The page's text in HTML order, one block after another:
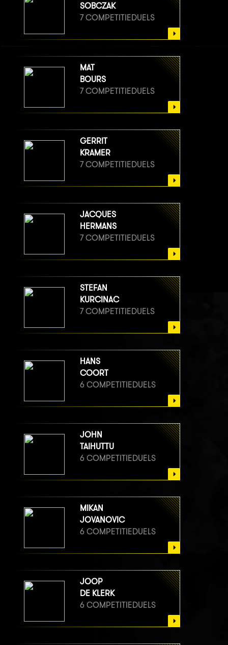
SOBCZAK
7 COMPETITIEDUELS
MAT
BOURS
7 COMPETITIEDUELS
GERRIT
KRAMER
7 COMPETITIEDUELS
JACQUES
HERMANS
7 COMPETITIEDUELS
STEFAN
KURCINAC
7 COMPETITIEDUELS
HANS
COORT
6 COMPETITIEDUELS
JOHN
TAIHUTTU
6 COMPETITIEDUELS
MIKAN
JOVANOVIC
6 COMPETITIEDUELS
JOOP
DE KLERK
6 COMPETITIEDUELS